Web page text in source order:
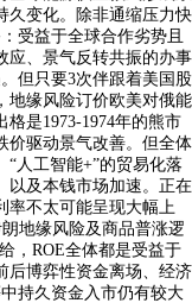
久变化。除非通缩压力快
受益于全球合作劣势且
应、景气反转共振的办事
但只要3次伴跟着美国股
地缘风险订价欧美对俄能
是1973-1974年的熊市
价驱动景气改善。但全体
人工智能+”的贸易化落
以及本钱市场加速。正在
率不太可能呈现大幅上
地缘风险及商品普涨逻
，ROE全体都是受益于
后博弈性资金离场、经济
持久资金入市仍有较大